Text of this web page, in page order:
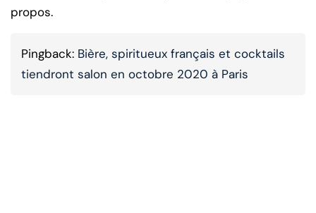
propos.
Pingback: Bière, spiritueux français et cocktails
tiendront salon en octobre 2020 à Paris